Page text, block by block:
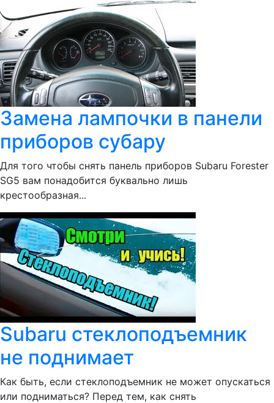
Замена лампочки в панели
приборов субару
Для того чтобы снять панель приборов Subaru Forester
SG5 вам понадобится буквально лишь
крестообразная...
Subaru стеклоподъемник
не поднимает
Как быть, если стеклоподъемник не может опускаться
или подниматься? Перед тем, как снять